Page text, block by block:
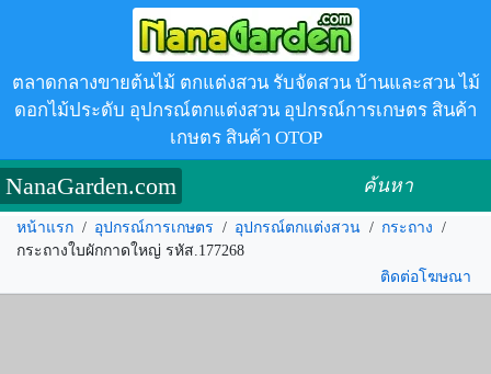
ตลาดกลางขายต้นไม้ ตกแต่งสวน รับจัดสวน บ้านและสวน ไม้
ดอกไม้ประดับ อุปกรณ์ตกแต่งสวน อุปกรณ์การเกษตร สินค้า
เกษตร สินค้า OTOP
NanaGarden.com ค้นหา
หน้าแรก / อุปกรณ์การเกษตร / อุปกรณ์ตกแต่งสวน / กระถาง /
กระถางใบผักกาดใหญ่ รหัส.177268
ติดต่อโฆษณา